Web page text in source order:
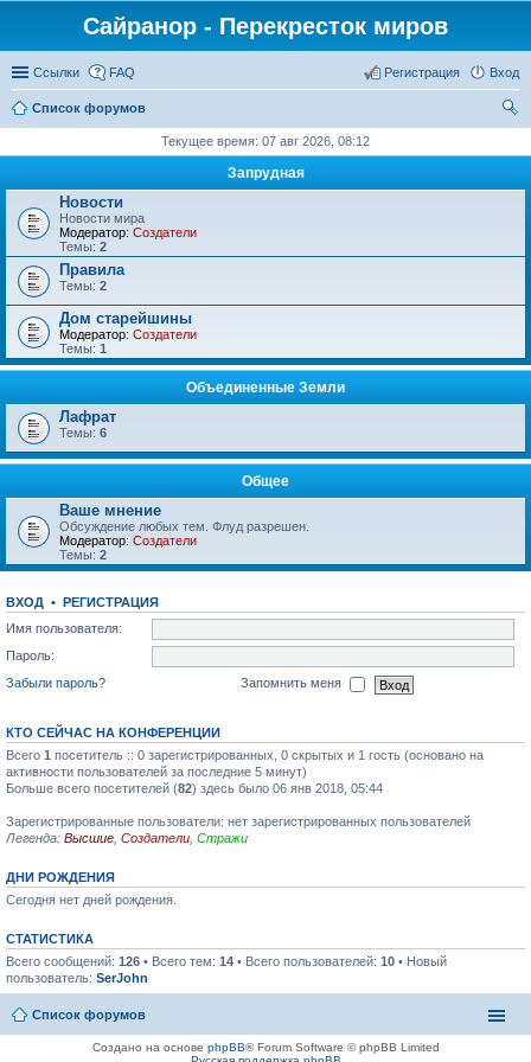
Сайранор - Перекресток миров
Ссылки FAQ Вход
Регистрация
Список форумов
Текущее время: 07 авг 2026, 08:12
Запрудная
Новости
Новости мира
Модератор: Создатели
Темы: 2
Правила
Темы: 2
Дом старейшины
Модератор: Создатели
Темы: 1
Объединенные Земли
Лафрат
Темы: 6
Общее
Ваше мнение
Обсуждение любых тем. Флуд разрешен.
Модератор: Создатели
Темы: 2
ВХОД • РЕГИСТРАЦИЯ
Имя пользователя:
Пароль:
Забыли пароль?
Запомнить меня
КТО СЕЙЧАС НА КОНФЕРЕНЦИИ
Всего 1 посетитель :: 0 зарегистрированных, 0 скрытых и 1 гость (основано на
активности пользователей за последние 5 минут)
Больше всего посетителей (82) здесь было 06 янв 2018, 05:44
Зарегистрированные пользователи: нет зарегистрированных пользователей
Легенда: Высшие Создатели Стражи
ДНИ РОЖДЕНИЯ
Сегодня нет дней рождения.
СТАТИСТИКА
Всего сообщений: 126 • Всего тем: 14 • Всего пользователей: 10 • Новый
пользователь: SerJohn
Список форумов
Создано на основе phpBB® Forum Software © phpBB Limited